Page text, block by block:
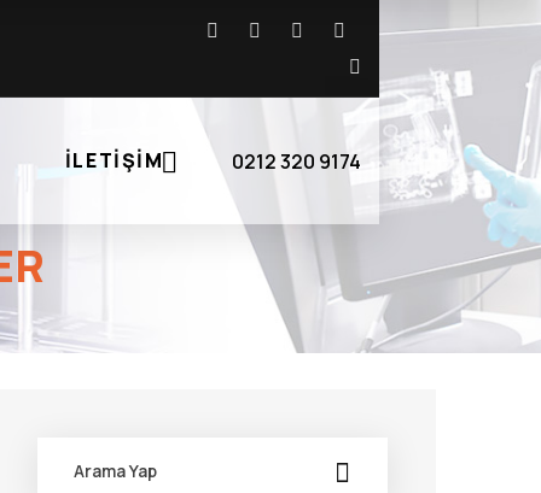
İLETIŞIM 0212 320 9174